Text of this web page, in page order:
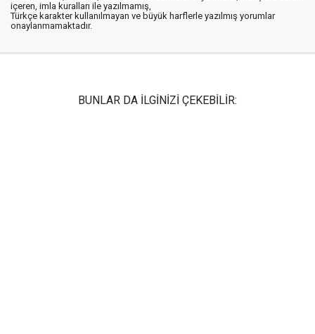
içeren, imla kuralları ile yazılmamış,
Türkçe karakter kullanılmayan ve büyük harflerle yazılmış yorumlar
onaylanmamaktadır.
BUNLAR DA İLGİNİZİ ÇEKEBİLİR: